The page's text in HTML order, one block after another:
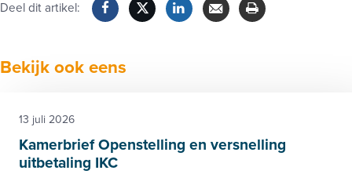
leden
Deel dit artikel:
Bekijk ook eens
Kamerbrief Openstelling en versnelling
uitbetaling IKC
13 juli 2026